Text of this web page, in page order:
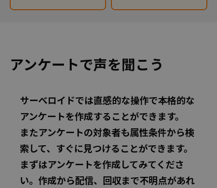
アンケートで声を聞こう
サーべロイドでは直感的な操作で本格的な
アンケートを作成することができます。
またアンケートの対象者も属性条件から検
索して、すぐに見つけることができます。
まずはアンケートを作成してみてくださ
い。作成から配信、回収まで不明点があれ